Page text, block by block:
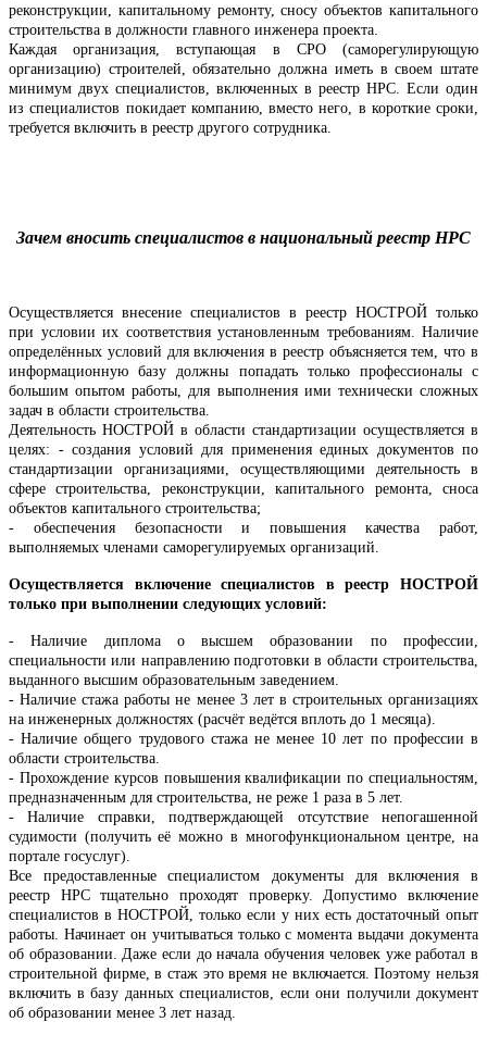
реконструкции, капитальному ремонту, сносу объектов капитального
строительства в должности главного инженера проекта.
Каждая организация, вступающая в СРО (саморегулирующую
организацию) строителей, обязательно должна иметь в своем штате
минимум двух специалистов, включенных в реестр НРС. Если один
из специалистов покидает компанию, вместо него, в короткие сроки,
требуется включить в реестр другого сотрудника.
Зачем вносить специалистов в национальный реестр НРС
Осуществляется внесение специалистов в реестр НОСТРОЙ только
при условии их соответствия установленным требованиям. Наличие
определённых условий для включения в реестр объясняется тем, что в
информационную базу должны попадать только профессионалы с
большим опытом работы, для выполнения ими технически сложных
задач в области строительства.
Деятельность НОСТРОЙ в области стандартизации осуществляется в
целях: - создания условий для применения единых документов по
стандартизации организациями, осуществляющими деятельность в
сфере строительства, реконструкции, капитального ремонта, сноса
объектов капитального строительства;
- обеспечения безопасности и повышения качества работ,
выполняемых членами саморегулируемых организаций.
Осуществляется включение специалистов в реестр НОСТРОЙ
только при выполнении следующих условий:
- Наличие диплома о высшем образовании по профессии,
специальности или направлению подготовки в области строительства,
выданного высшим образовательным заведением.
- Наличие стажа работы не менее 3 лет в строительных организациях
на инженерных должностях (расчёт ведётся вплоть до 1 месяца).
- Наличие общего трудового стажа не менее 10 лет по профессии в
области строительства.
- Прохождение курсов повышения квалификации по специальностям,
предназначенным для строительства, не реже 1 раза в 5 лет.
- Наличие справки, подтверждающей отсутствие непогашенной
судимости (получить её можно в многофункциональном центре, на
портале госуслуг).
Все предоставленные специалистом документы для включения в
реестр НРС тщательно проходят проверку. Допустимо включение
специалистов в НОСТРОЙ, только если у них есть достаточный опыт
работы. Начинает он учитываться только с момента выдачи документа
об образовании. Даже если до начала обучения человек уже работал в
строительной фирме, в стаж это время не включается. Поэтому нельзя
включить в базу данных специалистов, если они получили документ
об образовании менее 3 лет назад.